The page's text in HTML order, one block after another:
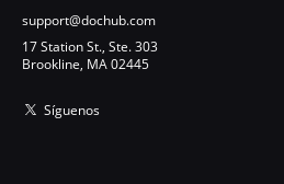
support@dochub.com
17 Station St., Ste. 303
Brookline, MA 02445
Síguenos